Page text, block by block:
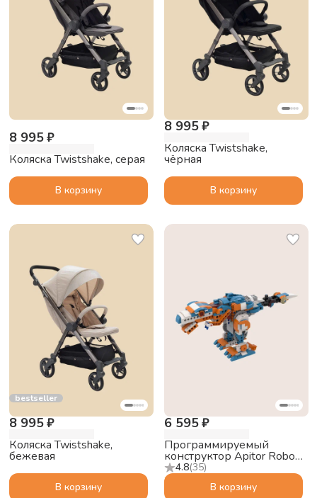
8 995 ₽
Коляска Twistshake, серая
В корзину
8 995 ₽
Коляска Twistshake,
чёрная
В корзину
bestseller
8 995 ₽
Коляска Twistshake,
бежевая
В корзину
4.8(35)
6 595 ₽
Программируемый
конструктор Apitor Robot
X 12в1
В корзину